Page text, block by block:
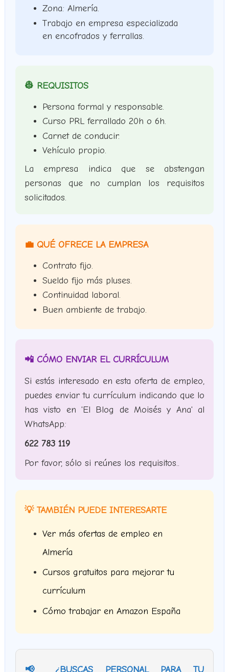
Zona: Almería.
Trabajo en empresa especializada
en encofrados y ferrallas.
👷 REQUISITOS
Persona formal y responsable.
Curso PRL ferrallado 20h o 6h.
Carnet de conducir.
Vehículo propio.
La empresa indica que se abstengan
personas que no cumplan los requisitos
solicitados.
💼 QUÉ OFRECE LA EMPRESA
Contrato fijo.
Sueldo fijo más pluses.
Continuidad laboral.
Buen ambiente de trabajo.
📲 CÓMO ENVIAR EL CURRÍCULUM
Si estás interesado en esta oferta de empleo,
puedes enviar tu currículum indicando que lo
has visto en 'El Blog de Moisés y Ana' al
WhatsApp:
622 783 119
Por favor, sólo si reúnes los requisitos..
💡 TAMBIÉN PUEDE INTERESARTE
Ver más ofertas de empleo en
Almería
Cursos gratuitos para mejorar tu
currículum
Cómo trabajar en Amazon España
📢 ¿BUSCAS PERSONAL PARA TU